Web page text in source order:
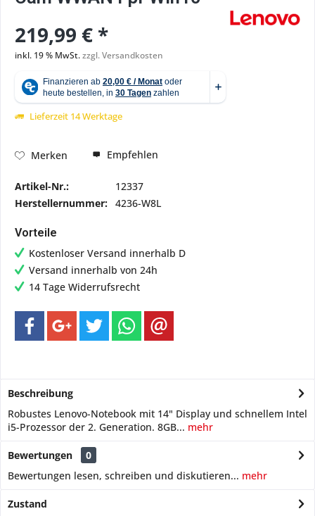
219,99 € *
inkl. 19 % MwSt.zzgl. Versandkosten
Lieferzeit 14 Werktage
Merken Empfehlen
Artikel-Nr.:
12337
Herstellernummer: 4236-W8L
Vorteile
Kostenloser Versand innerhalb D
Versand innerhalb von 24h
14 Tage Widerrufsrecht
Beschreibung
Robustes Lenovo-Notebook mit 14" Display und schnellem Intel
i5-Prozessor der 2. Generation. 8GB... mehr
Bewertungen
0
Bewertungen lesen, schreiben und diskutieren... mehr
Zustand